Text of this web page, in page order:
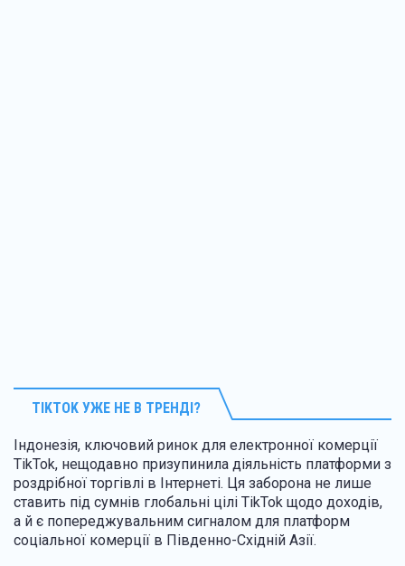
TIKTOK УЖЕ НЕ В ТРЕНДІ?
Індонезія, ключовий ринок для електронної комерції
TikTok, нещодавно призупинила діяльність платформи з
роздрібної торгівлі в Інтернеті. Ця заборона не лише
ставить під сумнів глобальні цілі TikTok щодо доходів,
а й є попереджувальним сигналом для платформ
соціальної комерції в Південно-Східній Азії.